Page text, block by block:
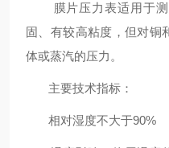
膜片压力表适用于测
固、有较高粘度，但对铜
体或蒸汽的压力。
主要技术指标：
相对湿度不大于90%